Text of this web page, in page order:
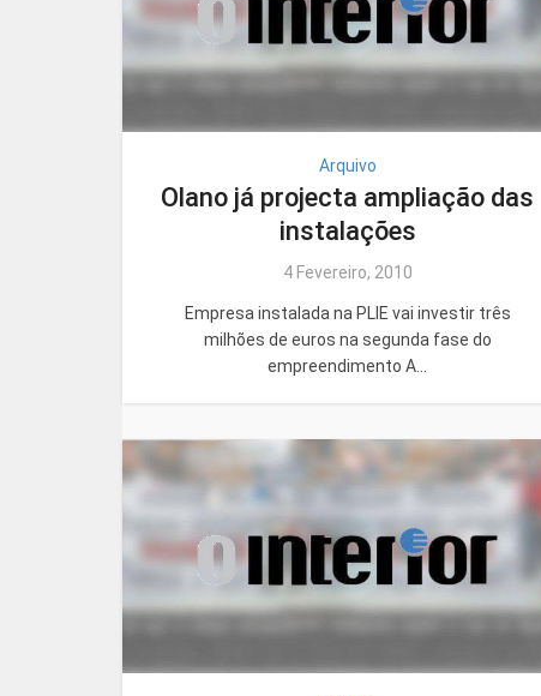
Arquivo
Olano já projecta ampliação das
instalações
4 Fevereiro, 2010
Empresa instalada na PLIE vai investir três
milhões de euros na segunda fase do
empreendimento A...